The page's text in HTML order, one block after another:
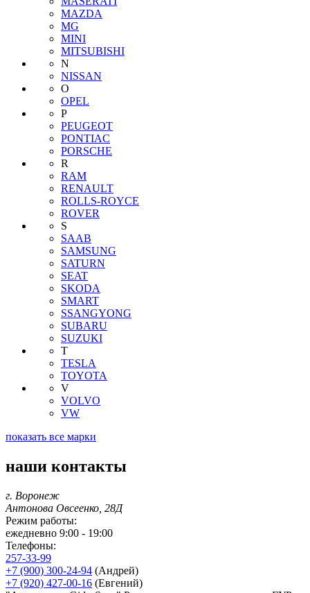
MAZDA
MG
MINI
MITSUBISHI
N
NISSAN
O
OPEL
P
PEUGEOT
PONTIAC
PORSCHE
R
RAM
RENAULT
ROLLS-ROYCE
ROVER
S
SAAB
SAMSUNG
SATURN
SEAT
SKODA
SMART
SSANGYONG
SUBARU
SUZUKI
T
TESLA
TOYOTA
V
VOLVO
VW
показать все марки
наши контакты
г. Воронеж
Антонова Овсеенко, 28Д
Режим работы:
ежедневно 9:00 - 19:00
Телефоны:
257-33-99
+7 (900) 300-24-94 (Андрей)
+7 (920) 427-00-16 (Евгений)